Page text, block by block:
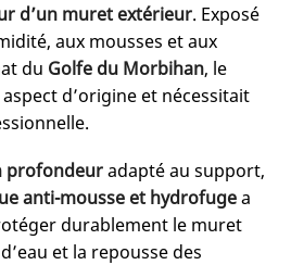
d’un muret extérieur. Exposé
aux mousses et aux
du Golfe du Morbihan, le
d’origine et nécessitait
profondeuradapté au support,
anti-mousse et hydrofugea
durablement le muret
et la repousse des